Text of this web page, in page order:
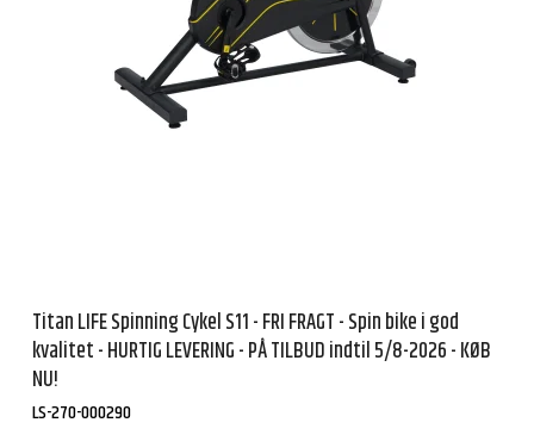
Titan LIFE Spinning Cykel S11 - FRI FRAGT - Spin bike i god
kvalitet - HURTIG LEVERING - PÅ TILBUD indtil 5/8-2026 - KØB
NU!
LS-270-000290